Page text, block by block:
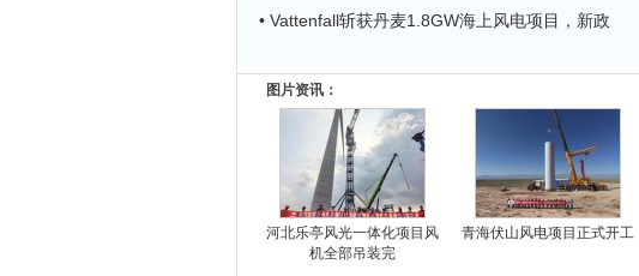
• Vattenfall斩获丹麦1.8GW海上风电项目，新政
图片资讯：
河北乐亭风光一体化项目风
机全部吊装完
青海伏山风电项目正式开工